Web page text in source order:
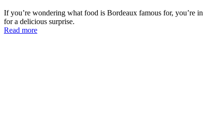
If you’re wondering what food is Bordeaux famous for, you’re in
for a delicious surprise.
Read more